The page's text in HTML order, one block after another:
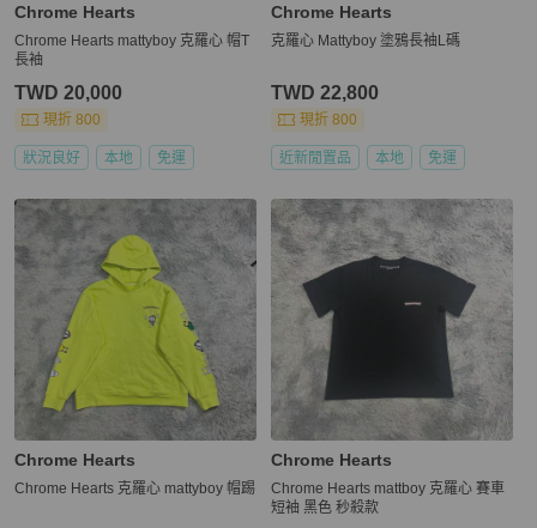
Chrome Hearts
Chrome Hearts mattyboy 克羅心 帽T
長袖
TWD 20,000
現折 800
狀況良好 本地 免運
Chrome Hearts
克羅心 Mattyboy 塗鴉長袖L碼
TWD 22,800
現折 800
近新閒置品 本地 免運
Chrome Hearts
Chrome Hearts 克羅心 mattyboy 帽踢
Chrome Hearts
Chrome Hearts mattboy 克羅心 賽車
短袖 黑色 秒殺款